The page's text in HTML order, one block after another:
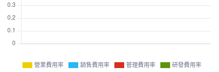
營業費用率 銷售費用率 管理費用率 研發費用率